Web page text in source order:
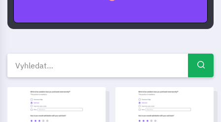
Súhlas pacienta
Šablona souhlasu s klinickou studiíSouhlas s lékařskou léčbou